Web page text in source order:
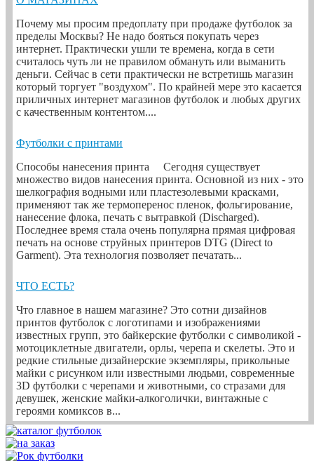
Почему мы просим предоплату при продаже футболок за
пределы Москвы? Не надо бояться покупать через
интернет. Практически ушли те времена, когда в сети
считалось чуть ли не правилом обмануть или выманить
деньги. Сейчас в сети практически не встретишь магазин
который торгует "воздухом". По крайней мере это касается
приличных интернет магазинов футболок и любых других
с качественным контентом....
Футболки с принтами
Способы нанесения принта Сегодня существует
множество видов нанесения принта. Основной из них - это
шелкография водными или пластезолевыми красками,
применяют так же термоперенос пленок, фольгирование,
нанесение флока, печать с вытравкой (Discharged).
Последнее время стала очень популярна прямая цифровая
печать на основе струйных принтеров DTG (Direct to
Garment). Эта технология позволяет печатать...
ЧТО ЕСТЬ?
Что главное в нашем магазине? Это сотни дизайнов
принтов футболок с логотипами и изображениями
известных групп, это байкерские футболки с символикой -
мотоциклетные двигатели, орлы, черепа и скелеты. Это и
редкие стильные дизайнерские экземпляры, прикольные
майки с рисунком или известными людьми, современные
3D футболки с черепами и животными, со стразами для
девушек, женские майки-алкоголички, винтажные с
героями комиксов в...